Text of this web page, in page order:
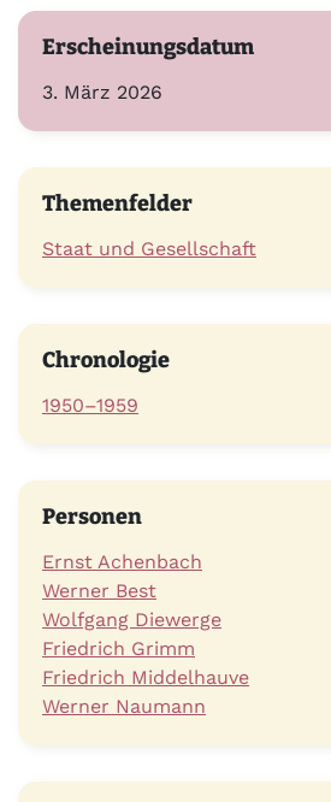
Erscheinungsdatum
3. März 2026
Themenfelder
Staat und Gesellschaft
Chronologie
1950–1959
Personen
Ernst Achenbach
Werner Best
Wolfgang Diewerge
Friedrich Grimm
Friedrich Middelhauve
Werner Naumann